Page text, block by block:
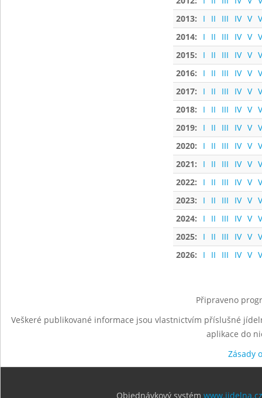
2013:
I II III IV V
2014:
I II III IV V
2015:
I II III IV V
2016:
I II III IV V
2017:
I II III IV V
2018:
I II III IV V
2019:
I II III IV V
2020:
I II III IV V
2021:
I II III IV V
2022:
I II III IV V
2023:
I II III IV V
2024:
I II III IV V
2025:
I II III IV V
2026:
I II III IV V
Připraveno
Veškeré publikované informace jsou vlastnictvím příslušné
aplikace do
Zásady
Objednávkový systém www.jidelna.cz